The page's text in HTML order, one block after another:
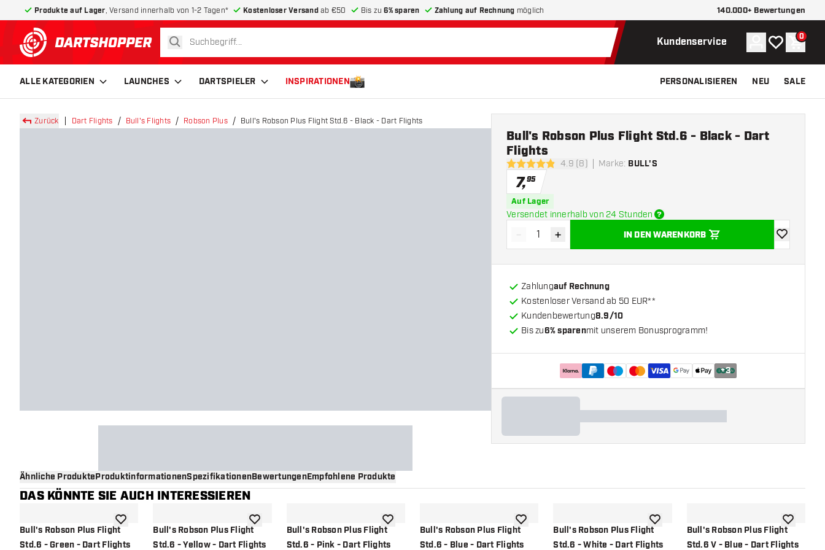
Produkte auf Lager , Versand innerhalb von 1-2 Tagen* Kostenloser Versandab €50 Bis zu6% sparen Zahlung auf Rechnung möglich 140.000+ Bewertungen
zurück zur Startseite
suchen Kundenservice Konto
Meine 0
ALLE KATEGORIEN LAUNCHES DARTSPIELER INSPIRATIONEN PERSONALISIEREN NEU SALE
Zurück Dart Flights Bull's Flights Robson Plus Bull's Robson Plus Flight Std.6 - Black - Dart Flights
4.9 Bewertungssterne
4.9 (8) Marke: BULL'S
Bull's Robson Plus Flight Std.6 - Black - Dart
Flights
7,95
Auf Lager
Versendet innerhalb von 24 Stunden
Menge verringern
- Menge erhöhen
+ IN DEN WARENKORB
Zur
Zahlungauf Rechnung
Kostenloser Versand ab 50 EUR**
Kundenbewertung8.9/10
Bis zu6% sparenmit unserem Bonusprogramm!
+3
Ähnliche ProdukteProduktinformationenSpezifikationenBewertungenEmpfohlene Produkte
DAS KÖNNTE SIE AUCH INTERESSIEREN
Bull's Robson Plus Flight
Std.6 - Green - Dart Flights
Zur Wunschliste hinzufügen
Bull's Robson Plus Flight
Std.6 - Yellow - Dart Flights
Zur Wunschliste hinzufügen
Bull's Robson Plus Flight
Std.6 - Pink - Dart Flights
Zur Wunschliste hinzufügen
Bull's Robson Plus Flight
Std.6 - Blue - Dart Flights
Zur Wunschliste hinzufügen
Bull's Robson Plus Flight
Std.6 - White - Dart Flights
Zur Wunschliste hinzufügen
Bull's Robson Plus Flight
Std.6 V - Blue - Dart Flights
Zur